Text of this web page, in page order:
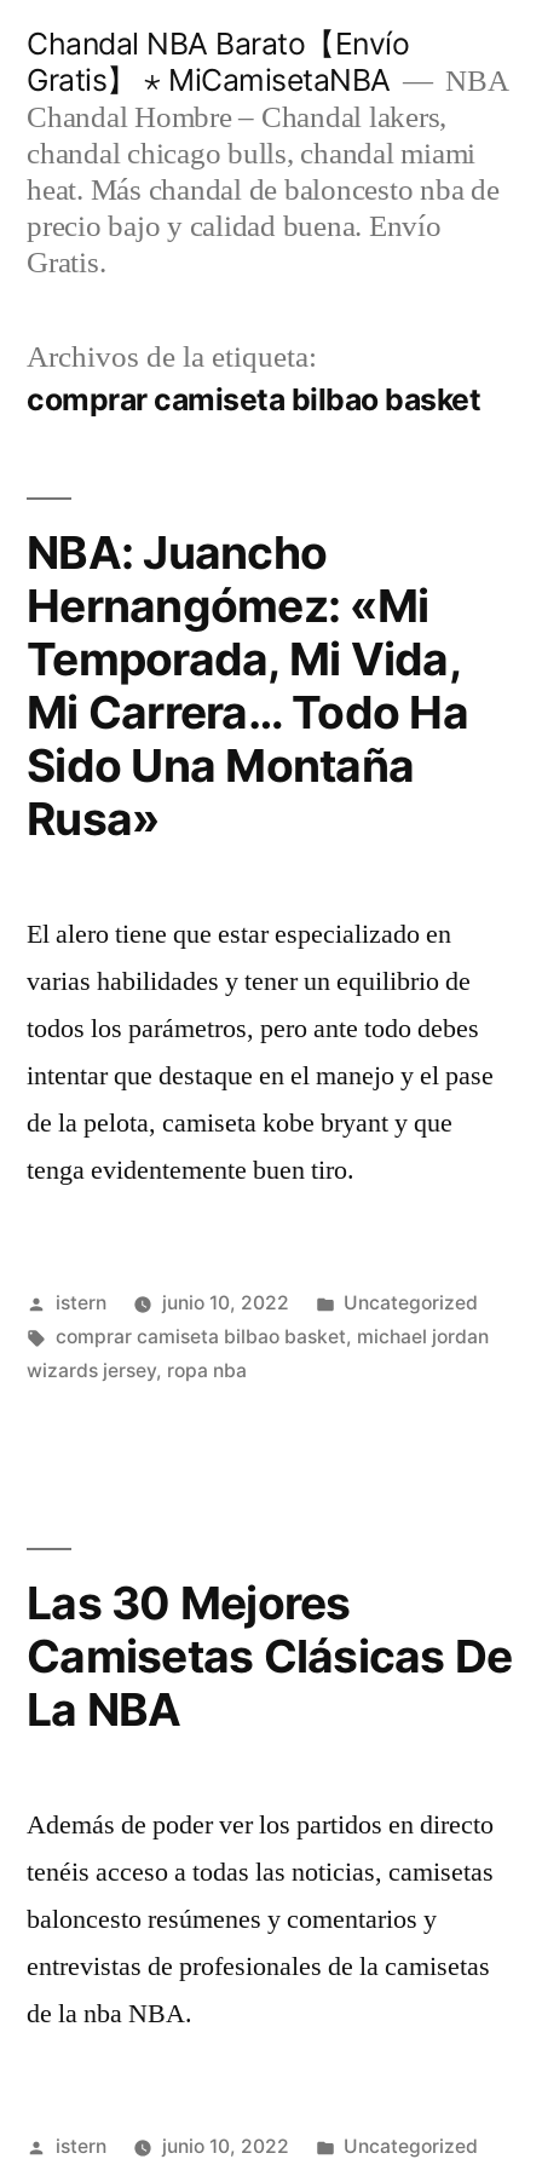
contenido
Chandal NBA Barato【Envío
Gratis】 ⋆ MiCamisetaNBA
NBA
Chandal Hombre – Chandal lakers,
chandal chicago bulls, chandal miami
heat. Más chandal de baloncesto nba de
precio bajo y calidad buena. Envío
Gratis.
Archivos de la etiqueta:
comprar camiseta bilbao basket
NBA: Juancho
Hernangómez: «Mi
Temporada, Mi Vida,
Mi Carrera… Todo Ha
Sido Una Montaña
Rusa»
El alero tiene que estar especializado en
varias habilidades y tener un equilibrio de
todos los parámetros, pero ante todo debes
intentar que destaque en el manejo y el pase
de la pelota, camiseta kobe bryant y que
tenga evidentemente buen tiro.
Publicado
por
istern junio 10, 2022
Publicado
en
Uncategorized
Etiquetas:
comprar camiseta bilbao basket, michael jordan
wizards jersey, ropa nba
Las 30 Mejores
Camisetas Clásicas De
La NBA
Además de poder ver los partidos en directo
tenéis acceso a todas las noticias, camisetas
baloncesto resúmenes y comentarios y
entrevistas de profesionales de la camisetas
de la nba NBA.
Publicado
istern junio 10, 2022
Publicado
Uncategorized